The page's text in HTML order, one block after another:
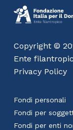
Copyright ©
Ente
Privacy Policy
Fondi personali
Fondi per
Fondi per enti